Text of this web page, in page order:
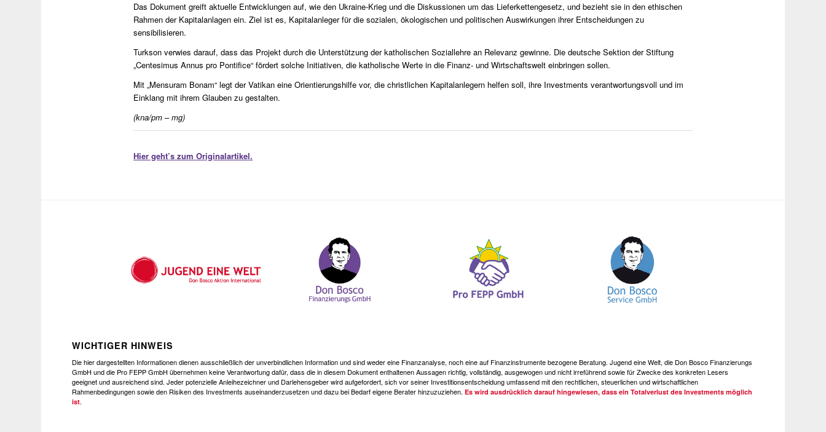
Das Dokument greift aktuelle Entwicklungen auf, wie den Ukraine-Krieg und die Diskussionen um das Lieferkettengesetz, und bezieht sie in den ethischen
Rahmen der Kapitalanlagen ein. Ziel ist es, Kapitalanleger für die sozialen, ökologischen und politischen Auswirkungen ihrer Entscheidungen zu
sensibilisieren.
Turkson verwies darauf, dass das Projekt durch die Unterstützung der katholischen Soziallehre an Relevanz gewinne. Die deutsche Sektion der Stiftung
„Centesimus Annus pro Pontifice“ fördert solche Initiativen, die katholische Werte in die Finanz- und Wirtschaftswelt einbringen sollen.
Mit „Mensuram Bonam“ legt der Vatikan eine Orientierungshilfe vor, die christlichen Kapitalanlegern helfen soll, ihre Investments verantwortungsvoll und im
Einklang mit ihrem Glauben zu gestalten.
(kna/pm – mg)
Hier geht’s zum Originalartikel.
WICHTIGER HINWEIS
Die hier dargestellten Informationen dienen ausschließlich der unverbindlichen Information und sind weder eine Finanzanalyse, noch eine auf Finanzinstrumente bezogene Beratung. Jugend eine Welt, die Don Bosco Finanzierungs
GmbH und die Pro FEPP GmbH übernehmen keine Verantwortung dafür, dass die in diesem Dokument enthaltenen Aussagen richtig, vollständig, ausgewogen und nicht irreführend sowie für Zwecke des konkreten Lesers
geeignet und ausreichend sind. Jeder potenzielle Anleihezeichner und Darlehensgeber wird aufgefordert, sich vor seiner Investitionsentscheidung umfassend mit den rechtlichen, steuerlichen und wirtschaftlichen
Rahmenbedingungen sowie den Risiken des Investments auseinanderzusetzen und dazu bei Bedarf eigene Berater hinzuzuziehen.Es wird ausdrücklich darauf hingewiesen, dass ein Totalverlust des Investments möglich
ist.